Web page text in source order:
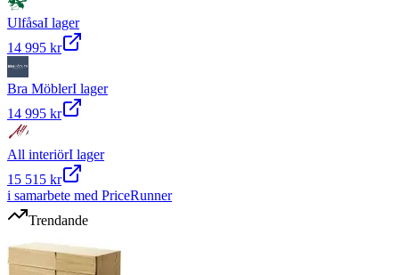
UlfåsaI lager
14 995 kr
Bra MöblerI lager
14 995 kr
All interiörI lager
15 515 kr
i samarbete med PriceRunner
Trendande